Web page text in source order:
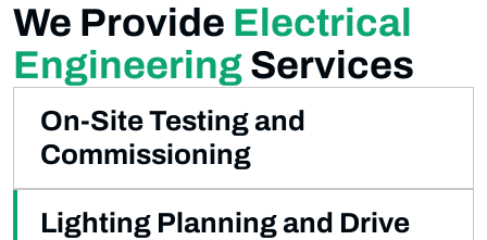
We Provide Electrical
Engineering Services
On-Site Testing and
Commissioning
Lighting Planning and Drive